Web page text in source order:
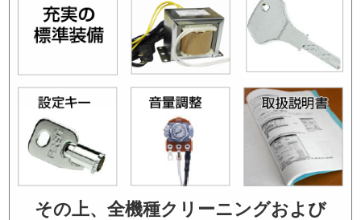
その上、全機種クリーニングおよび